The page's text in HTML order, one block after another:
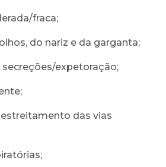
fraca;
do nariz e da garganta;
expetoração;
das vias